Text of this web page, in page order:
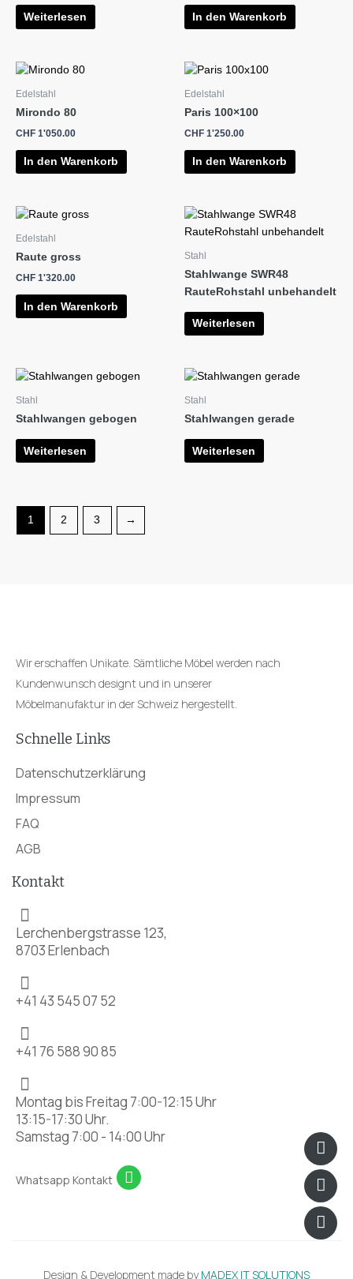
Weiterlesen In den Warenkorb
Edelstahl
Mirondo 80
CHF 1'050.00
In den Warenkorb
Edelstahl
Paris 100×100
CHF 1'250.00
In den Warenkorb
Edelstahl
Raute gross
CHF 1'320.00
In den Warenkorb
Stahl
Stahlwange SWR48
RauteRohstahl unbehandelt
Weiterlesen
Stahl
Stahlwangen gebogen
Weiterlesen
Stahl
Stahlwangen gerade
Weiterlesen
1 2 3 →
Wir erschaffen Unikate. Sämtliche Möbel werden nach
Kundenwunsch designt und in unserer
Möbelmanufaktur in der Schweiz hergestellt.
Schnelle Links
Datenschutzerklärung
Impressum
FAQ
AGB
Kontakt
Lerchenbergstrasse 123,
8703 Erlenbach
+41 43 545 07 52
+41 76 588 90 85
Montag bis Freitag 7:00-12:15 Uhr
13:15-17:30 Uhr.
Samstag 7:00 - 14:00 Uhr
Whatsapp Kontakt
Design & Development made byMADEX IT SOLUTIONS